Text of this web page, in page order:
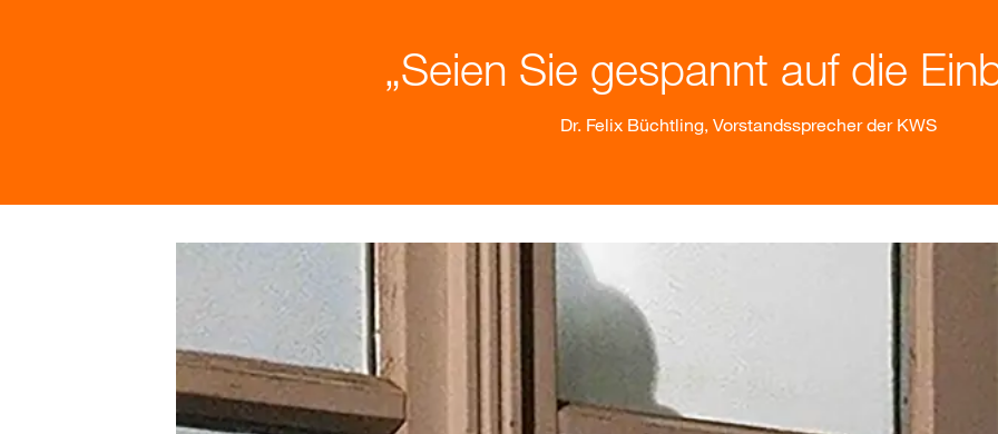
Seien Sie gespannt auf die
Dr. Felix Büchtling, Vorstandssprecher der KWS